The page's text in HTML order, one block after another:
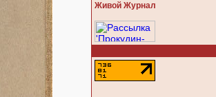
Живой Журнал